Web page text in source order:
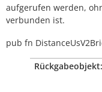
aufgerufen werden,
verbunden ist.
pub fn
Rückgabeobjekt: